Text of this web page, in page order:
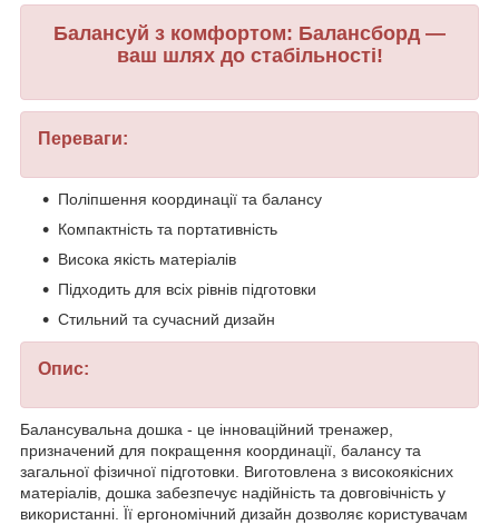
Балансуй з комфортом: Балансборд —
ваш шлях до стабільності!
Переваги:
Поліпшення координації та балансу
Компактність та портативність
Висока якість матеріалів
Підходить для всіх рівнів підготовки
Стильний та сучасний дизайн
Опис:
Балансувальна дошка - це інноваційний тренажер,
призначений для покращення координації, балансу та
загальної фізичної підготовки. Виготовлена з високоякісних
матеріалів, дошка забезпечує надійність та довговічність у
використанні. Її ергономічний дизайн дозволяє користувачам